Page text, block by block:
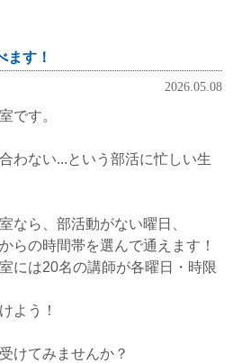
ます！
2026.05.08
です。
わない...という部活に忙しい生
なら、部活動がない曜日、
らの時間帯を選んで通えます！
には20名の講師が各曜日・時限
よう！
けてみませんか？